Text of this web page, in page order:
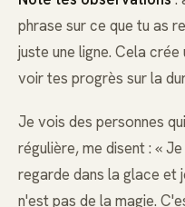
phrase sur ce que tu as
juste une ligne. Cela
voir tes progrès sur la
Je vois des personnes
régulière, me disent : «
regarde dans la glace et
n'est pas de la magie.